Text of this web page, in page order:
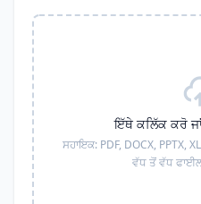
ਇੱਥੇ ਕਲਿੱਕ ਕਰੋ
ਸਹਾਇਕ: PDF, DOCX, PPTX,
ਵੱਧ ਤੋਂ ਵੱਧ